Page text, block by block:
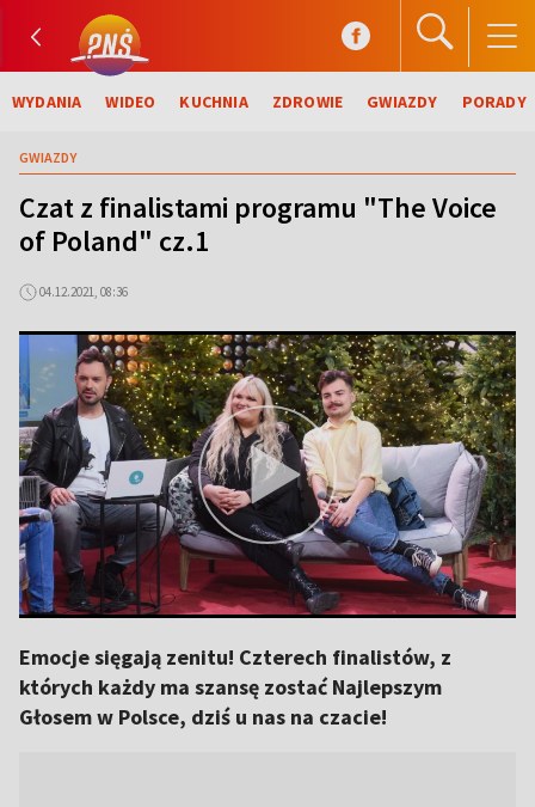
WYDANIA WIDEO KUCHNIA ZDROWIE GWIAZDY PORADY
GWIAZDY
Czat z finalistami programu "The Voice
of Poland" cz.1
04.12.2021, 08:36
Emocje sięgają zenitu! Czterech finalistów, z
których każdy ma szansę zostać Najlepszym
Głosem w Polsce, dziś u nas na czacie!